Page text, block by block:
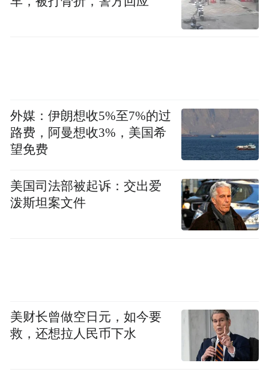
获“2022年德国红点设计奖”，足以印证这是
驱动企业新未来”的线上峰会，将见分晓。
8/23鼎捷雅典娜即将解锁 敬请期待
外媒：伊朗想收5%至7%的过
路费，阿曼想收3%，美国希
望免费
美国司法部被起诉：交出爱
泼斯坦案文件
美财长曾做空日元，如今要
救，还想拉人民币下水